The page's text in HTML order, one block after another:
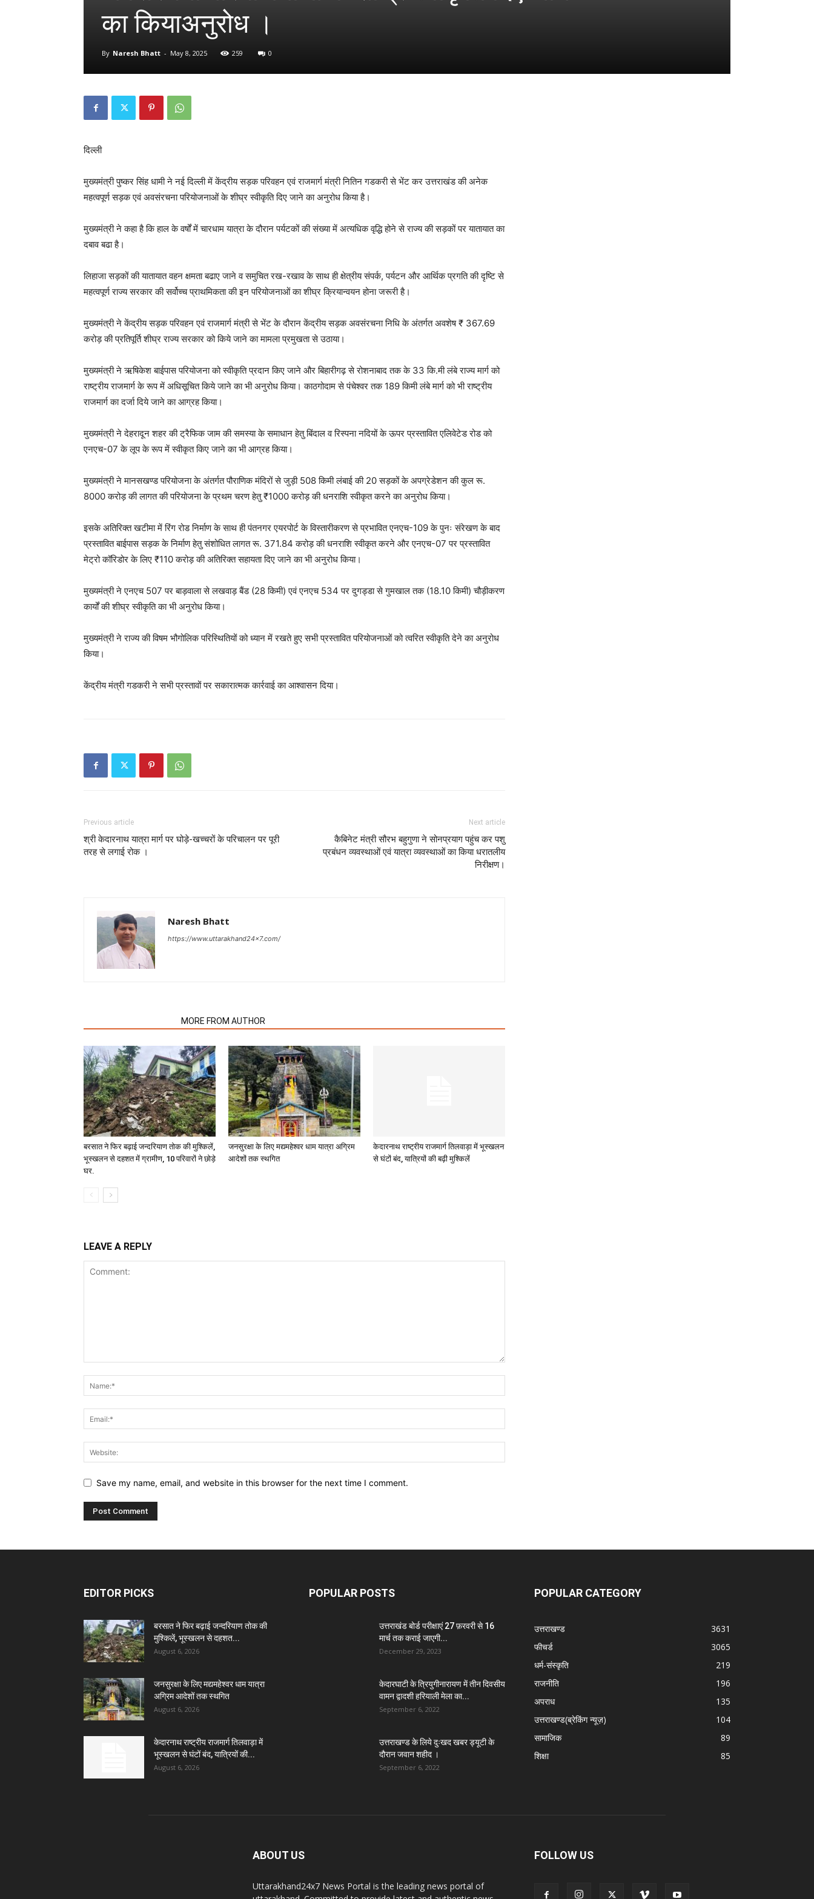
का कियाअनुरोध ।
By Naresh Bhatt - May 8, 2025 259 0
दिल्ली
मुख्यमंत्री पुष्कर सिंह धामी ने नई दिल्ली में केंद्रीय सड़क परिवहन एवं राजमार्ग मंत्री नितिन गडकरी से भेंट कर उत्तराखंड की अनेक
महत्वपूर्ण सड़क एवं अवसंरचना परियोजनाओं के शीघ्र स्वीकृति दिए जाने का अनुरोध किया है।
मुख्यमंत्री ने कहा है कि हाल के वर्षों में चारधाम यात्रा के दौरान पर्यटकों की संख्या में अत्यधिक वृद्धि होने से राज्य की सड़कों पर यातायात का
दबाव बढा है।
लिहाजा सड़कों की यातायात वहन क्षमता बढाए जाने व समुचित रख-रखाव के साथ ही क्षेत्रीय संपर्क, पर्यटन और आर्थिक प्रगति की दृष्टि से
महत्वपूर्ण राज्य सरकार की सर्वोच्च प्राथमिकता की इन परियोजनाओं का शीघ्र क्रियान्वयन होना जरूरी है।
मुख्यमंत्री ने केंद्रीय सड़क परिवहन एवं राजमार्ग मंत्री से भेंट के दौरान केंद्रीय सड़क अवसंरचना निधि के अंतर्गत अवशेष ₹ 367.69
करोड़ की प्रतिपूर्ति शीघ्र राज्य सरकार को किये जाने का मामला प्रमुखता से उठाया।
मुख्यमंत्री ने ऋषिकेश बाईपास परियोजना को स्वीकृति प्रदान किए जाने और बिहारीगढ़ से रोशनाबाद तक के 33 कि.मी लंबे राज्य मार्ग को
राष्ट्रीय राजमार्ग के रूप में अधिसूचित किये जाने का भी अनुरोध किया। काठगोदाम से पंचेश्वर तक 189 किमी लंबे मार्ग को भी राष्ट्रीय
राजमार्ग का दर्जा दिये जाने का आग्रह किया।
मुख्यमंत्री ने देहरादून शहर की ट्रैफिक जाम की समस्या के समाधान हेतु बिंदाल व रिस्पना नदियों के ऊपर प्रस्तावित एलिवेटेड रोड को
एनएच-07 के लूप के रूप में स्वीकृत किए जाने का भी आग्रह किया।
मुख्यमंत्री ने मानसखण्ड परियोजना के अंतर्गत पौराणिक मंदिरों से जुड़ी 508 किमी लंबाई की 20 सड़कों के अपग्रेडेशन की कुल रू.
8000 करोड़ की लागत की परियोजना के प्रथम चरण हेतु ₹1000 करोड़ की धनराशि स्वीकृत करने का अनुरोध किया।
इसके अतिरिक्त खटीमा में रिंग रोड निर्माण के साथ ही पंतनगर एयरपोर्ट के विस्तारीकरण से प्रभावित एनएच-109 के पुनः संरेखण के बाद
प्रस्तावित बाईपास सड़क के निर्माण हेतु संशोधित लागत रू. 371.84 करोड़ की धनराशि स्वीकृत करने और एनएच-07 पर प्रस्तावित
मेट्रो कॉरिडोर के लिए ₹110 करोड़ की अतिरिक्त सहायता दिए जाने का भी अनुरोध किया।
मुख्यमंत्री ने एनएच 507 पर बाड़वाला से लखवाड़ बैंड (28 किमी) एवं एनएच 534 पर दुगड्डा से गुमखाल तक (18.10 किमी) चौड़ीकरण
कार्यों की शीघ्र स्वीकृति का भी अनुरोध किया।
मुख्यमंत्री ने राज्य की विषम भौगोलिक परिस्थितियों को ध्यान में रखते हुए सभी प्रस्तावित परियोजनाओं को त्वरित स्वीकृति देने का अनुरोध
किया।
केंद्रीय मंत्री गडकरी ने सभी प्रस्तावों पर सकारात्मक कार्रवाई का आश्वासन दिया।
Previous article
श्री केदारनाथ यात्रा मार्ग पर घोड़े-खच्चरों के परिचालन पर पूरी
तरह से लगाई रोक ।
Next article
कैबिनेट मंत्री सौरभ बहुगुणा ने सोनप्रयाग पहुंच कर पशु
प्रबंधन व्यवस्थाओं एवं यात्रा व्यवस्थाओं का किया धरातलीय
निरीक्षण।
Naresh Bhatt
https://www.uttarakhand24x7.com/
MORE FROM AUTHOR
बरसात ने फिर बढ़ाई जन्दरियाण तोक की मुश्किलें,
भूस्खलन से दहशत में ग्रामीण, 10 परिवारों ने छोड़े
घर.
जनसुरक्षा के लिए मद्यमहेश्वर धाम यात्रा अग्रिम
आदेशों तक स्थगित
केदारनाथ राष्ट्रीय राजमार्ग तिलवाड़ा में भूस्खलन
से घंटों बंद, यात्रियों की बढ़ी मुश्किलें
LEAVE A REPLY
Save my name, email, and website in this browser for the next time I comment.
EDITOR PICKS
बरसात ने फिर बढ़ाई जन्दरियाण तोक की
मुश्किलें, भूस्खलन से दहशत...
August 6, 2026
जनसुरक्षा के लिए मद्यमहेश्वर धाम यात्रा
अग्रिम आदेशों तक स्थगित
August 6, 2026
केदारनाथ राष्ट्रीय राजमार्ग तिलवाड़ा में
भूस्खलन से घंटों बंद, यात्रियों की...
August 6, 2026
POPULAR POSTS
उत्तराखंड बोर्ड परीक्षाएं 27 फ़रवरी से 16
मार्च तक कराई जाएगी...
December 29, 2023
केदारघाटी के त्रियुगीनारायण में तीन दिवसीय
वामन द्वादशी हरियाली मेला का...
September 6, 2022
उत्तराखण्ड के लिये दुःखद खबर ड्यूटी के
दौरान जवान शहीद ।
September 6, 2022
POPULAR CATEGORY
उत्तराखण्ड
3631
फीचर्ड
3065
धर्म-संस्कृति
219
राजनीति
196
अपराध
135
उत्तराखण्ड(ब्रेकिंग न्यूज़)
104
सामाजिक
89
शिक्षा
85
ABOUT US
Uttarakhand24x7 News Portal is the leading news portal of
FOLLOW US